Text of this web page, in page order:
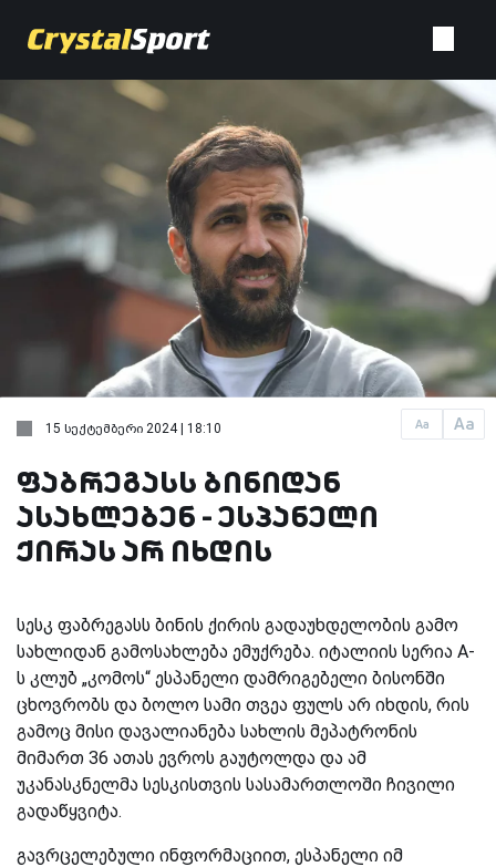
Aa Aa
15 სექტემბერი 2024 | 18:10
ფაბრეგასს ბინიდან
ასახლებენ - ესპანელი
ქირას არ იხდის
სესკ ფაბრეგასს ბინის ქირის გადაუხდელობის გამო
სახლიდან გამოსახლება ემუქრება. იტალიის სერია A-
ს კლუბ „კომოს“ ესპანელი დამრიგებელი ბისონში
ცხოვრობს და ბოლო სამი თვეა ფულს არ იხდის, რის
გამოც მისი დავალიანება სახლის მეპატრონის
მიმართ 36 ათას ევროს გაუტოლდა და ამ
უკანასკნელმა სესკისთვის სასამართლოში ჩივილი
გადაწყვიტა.
გავრცელებული ინფორმაციით, ესპანელი იმ